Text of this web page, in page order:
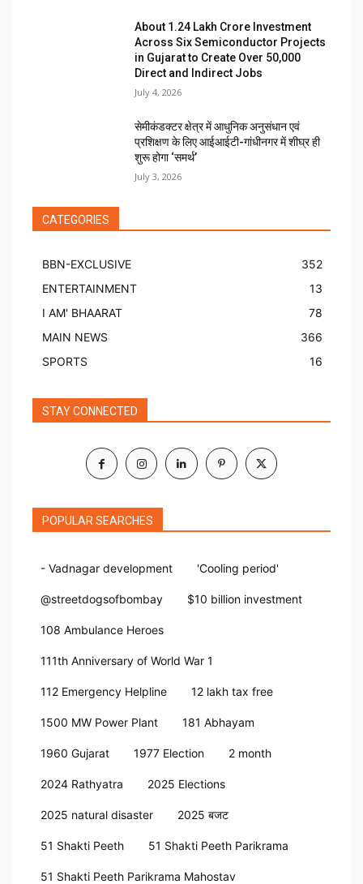
About ₹1.24 Lakh Crore Investment
Across Six Semiconductor Projects
in Gujarat to Create Over 50,000
Direct and Indirect Jobs
July 4, 2026
सेमीकंडक्टर क्षेत्र में आधुनिक अनुसंधान एवं
प्रशिक्षण के लिए आईआईटी-गांधीनगर में शीघ्र ही
शुरू होगा ‘समर्थ’
July 3, 2026
CATEGORIES
BBN-EXCLUSIVE
352
ENTERTAINMENT
13
I AM' BHAARAT
78
MAIN NEWS
366
SPORTS
16
STAY CONNECTED
POPULAR SEARCHES
- Vadnagar development 'Cooling period'
@streetdogsofbombay $10 billion investment
108 Ambulance Heroes
111th Anniversary of World War 1
112 Emergency Helpline 12 lakh tax free
1500 MW Power Plant 181 Abhayam
1960 Gujarat 1977 Election 2 month
2024 Rathyatra 2025 Elections
2025 natural disaster 2025 बजट
51 Shakti Peeth 51 Shakti Peeth Parikrama
51 Shakti Peeth Parikrama Mahostav